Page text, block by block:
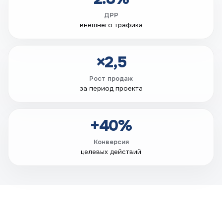
ДРР
внешнего трафика
×2,5
Рост продаж
за период проекта
+40%
Конверсия
целевых действий